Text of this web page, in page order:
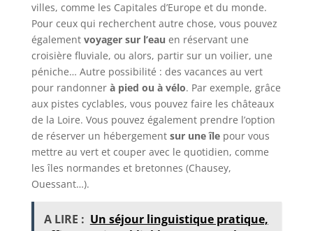
villes, comme les Capitales d’Europe et du monde.
Pour ceux qui recherchent autre chose, vous pouvez
également voyager sur l’eau en réservant une
croisière fluviale, ou alors, partir sur un voilier, une
péniche… Autre possibilité : des vacances au vert
pour randonner à pied ou à vélo. Par exemple, grâce
aux pistes cyclables, vous pouvez faire les châteaux
de la Loire. Vous pouvez également prendre l’option
de réserver un hébergementsur une île pour vous
mettre au vert et couper avec le quotidien, comme
les îles normandes et bretonnes (Chausey,
Ouessant…).
A LIRE : Un séjour linguistique pratique,